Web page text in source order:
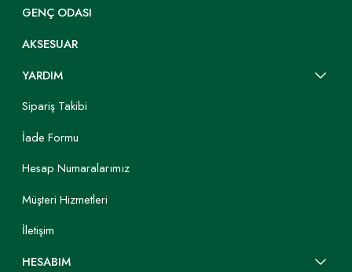
GENÇ ODASI
AKSESUAR
YARDIM
Sipariş Takibi
İade Formu
Hesap Numaralarımız
Müşteri Hizmetleri
İletişim
HESABIM